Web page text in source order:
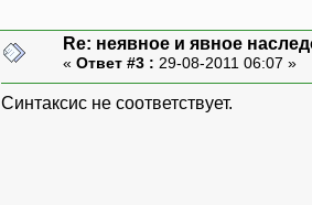
Re: неявное и явное
« Ответ #3 : 29-08-2011 06:07 »
Синтаксис не соответствует.